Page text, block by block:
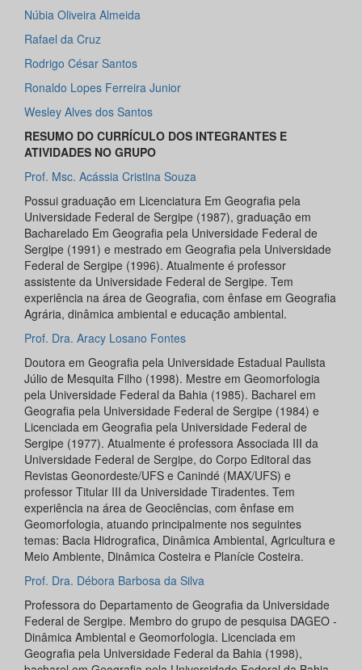
Núbia Oliveira Almeida
Rafael da Cruz
Rodrigo César Santos
Ronaldo Lopes Ferreira Junior
Wesley Alves dos Santos
RESUMO DO CURRÍCULO DOS INTEGRANTES E
ATIVIDADES NO GRUPO
Prof. Msc. Acássia Cristina Souza
Possui graduação em Licenciatura Em Geografia pela
Universidade Federal de Sergipe (1987), graduação em
Bacharelado Em Geografia pela Universidade Federal de
Sergipe (1991) e mestrado em Geografia pela Universidade
Federal de Sergipe (1996). Atualmente é professor
assistente da Universidade Federal de Sergipe. Tem
experiência na área de Geografia, com ênfase em Geografia
Agrária, dinâmica ambiental e educação ambiental.
Prof. Dra. Aracy Losano Fontes
Doutora em Geografia pela Universidade Estadual Paulista
Júlio de Mesquita Filho (1998). Mestre em Geomorfologia
pela Universidade Federal da Bahia (1985). Bacharel em
Geografia pela Universidade Federal de Sergipe (1984) e
Licenciada em Geografia pela Universidade Federal de
Sergipe (1977). Atualmente é professora Associada III da
Universidade Federal de Sergipe, do Corpo Editoral das
Revistas Geonordeste/UFS e Canindé (MAX/UFS) e
professor Titular III da Universidade Tiradentes. Tem
experiência na área de Geociências, com ênfase em
Geomorfologia, atuando principalmente nos seguintes
temas: Bacia Hidrografica, Dinâmica Ambiental, Agricultura e
Meio Ambiente, Dinâmica Costeira e Planície Costeira.
Prof. Dra. Débora Barbosa da Silva
Professora do Departamento de Geografia da Universidade
Federal de Sergipe. Membro do grupo de pesquisa DAGEO -
Dinâmica Ambiental e Geomorfologia. Licenciada em
Geografia pela Universidade Federal da Bahia (1998),